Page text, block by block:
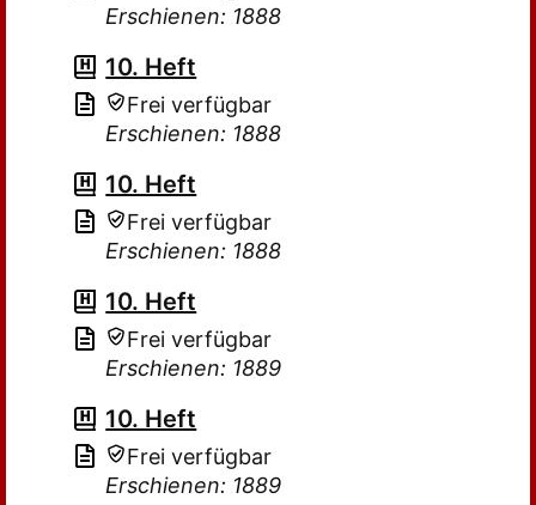
Erschienen: 1888
10. Heft
Frei verfügbar
Erschienen: 1888
10. Heft
Frei verfügbar
Erschienen: 1888
10. Heft
Frei verfügbar
Erschienen: 1889
10. Heft
Frei verfügbar
Erschienen: 1889